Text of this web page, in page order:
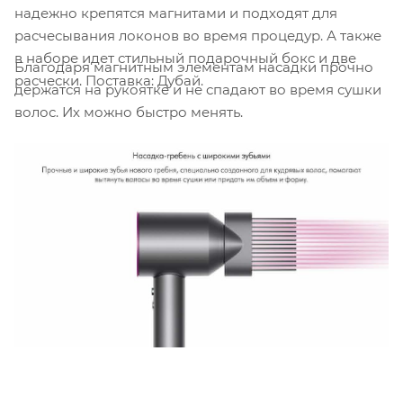
надежно крепятся магнитами и подходят для
расчесывания локонов во время процедур. А также
в наборе идет стильный подарочный бокс и две
расчески. Поставка: Дубай.
Благодаря магнитным элементам насадки прочно
держатся на рукоятке и не спадают во время сушки
волос. Их можно быстро менять.